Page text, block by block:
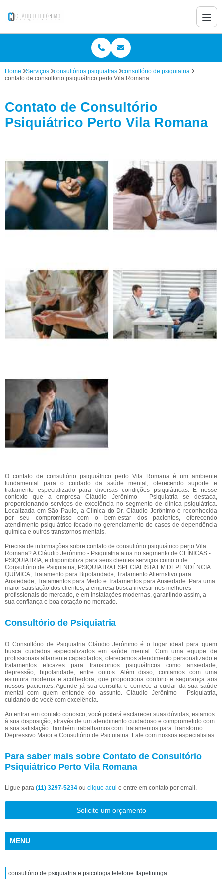
Home Serviços consultórios psiquiatras
consultório de psiquiatria
contato de consultório psiquiátrico perto Vila Romana
Contato de Consultório
Psiquiátrico Perto Vila Romana
O contato de consultório psiquiátrico perto Vila Romana é um ambiente
fundamental para o cuidado da saúde mental, oferecendo suporte e
tratamento especializado para diversas condições psiquiátricas. É nesse
contexto que a empresa Cláudio Jerônimo - Psiquiatria se destaca,
proporcionando serviços de excelência no segmento de clínica psiquiátrica.
Localizada em São Paulo, a Clínica do Dr. Cláudio Jerônimo é reconhecida
por seu compromisso com o bem-estar dos pacientes, oferecendo
atendimento psiquiátrico focado no gerenciamento de casos de dependência
química e outros transtornos mentais.
Precisa de informações sobre contato de consultório psiquiátrico perto Vila
Romana? A Cláudio Jerônimo - Psiquiatria atua no segmento de CLÍNICAS -
PSIQUIATRIA, e disponibiliza para seus clientes serviços como o de
Consultório de Psiquiatria, PSIQUIATRA ESPECIALISTA EM DEPENDÊNCIA
QUÍMICA, Tratamento para Bipolaridade, Tratamento Alternativo para
Ansiedade, Tratamentos para Medo e Tratamentos para Ansiedade. Para uma
maior satisfação dos clientes, a empresa busca investir nos melhores
profissionais do mercado, e em instalações modernas, garantindo assim, a
sua confiança e boa cotação no mercado.
Consultório de Psiquiatria
O Consultório de Psiquiatria Cláudio Jerônimo é o lugar ideal para quem
busca cuidados especializados em saúde mental. Com uma equipe de
profissionais altamente capacitados, oferecemos atendimento personalizado e
tratamentos eficazes para transtornos psiquiátricos como ansiedade,
depressão, bipolaridade, entre outros. Além disso, contamos com uma
estrutura moderna e acolhedora, que proporciona conforto e segurança aos
nossos pacientes. Agende já sua consulta e comece a cuidar da sua saúde
mental com quem entende do assunto. Cláudio Jerônimo - Psiquiatria,
cuidando de você com excelência.
Ao entrar em contato conosco, você poderá esclarecer suas dúvidas, estamos
à sua disposição, através de um atendimento cuidadoso e comprometido com
a sua satisfação. Também trabalhamos com Tratamentos para Transtorno
Depressivo Maior e Consultório de Psiquiatria. Fale com nossos especialistas.
Para saber mais sobre Contato de Consultório
Psiquiátrico Perto Vila Romana
Ligue para (11) 3297-5234 ou clique aqui e entre em contato por email.
Solicite um orçamento
MENU
consultório de psiquiatria e psicologia telefone Itapetininga